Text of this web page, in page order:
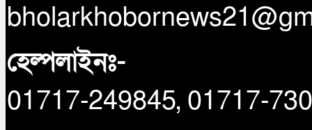
হেল্পলাইনঃ-
01717-249845, 01717-